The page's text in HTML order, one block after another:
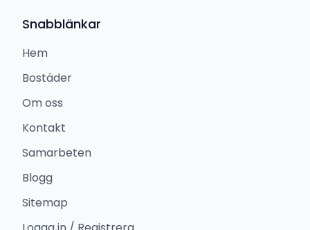
Snabblänkar
Hem
Bostäder
Om oss
Kontakt
Samarbeten
Blogg
Sitemap